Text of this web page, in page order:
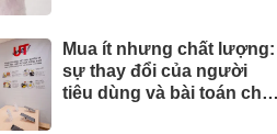
Mua ít nhưng chất lượng:
sự thay đổi của người
tiêu dùng và bài toán cho